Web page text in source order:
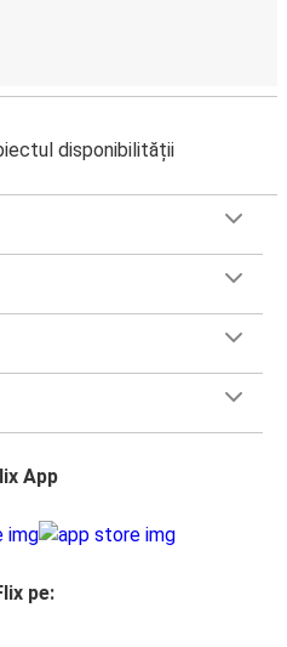
disponibilității
App
pe: